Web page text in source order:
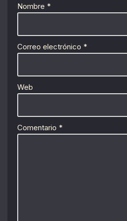
Nombre *
Correo electrónico *
Web
Comentario *